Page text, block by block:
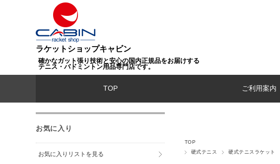
ラケットショップキャビン
確かなガット張り技術と安心の国内正規品をお届けする
テニス・バドミントン用品専門店です。
TOP ご利用案内
TOP
硬式テニス
硬式テニスラケット
お気に入り
お気に入りリストを見る